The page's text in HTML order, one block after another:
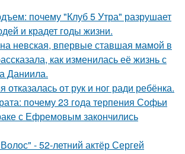
почему "Клуб 5 Утра" разрушает
и крадет годы жизни.
невская, впервые ставшая мамой в
как изменилась её жизнь с
Даниила.
отказалась от рук и ног ради ребёнка.
почему 23 года терпения Софьи
с Ефремовым закончились
- 52-летний актёр Сергей